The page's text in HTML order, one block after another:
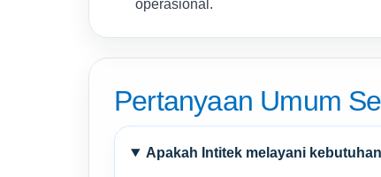
operasional.
Pertanyaan Umum
Apakah Intitek melayani